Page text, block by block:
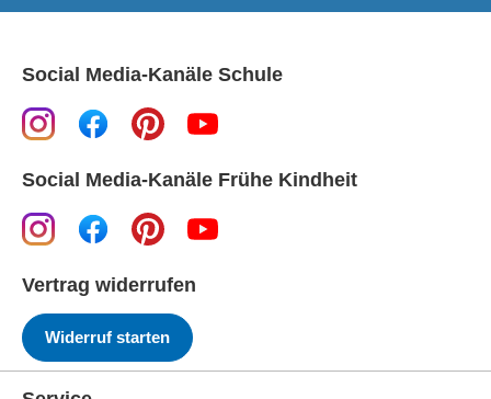
Social Media-Kanäle Schule
Social Media-Kanäle Frühe Kindheit
Vertrag widerrufen
Widerruf starten